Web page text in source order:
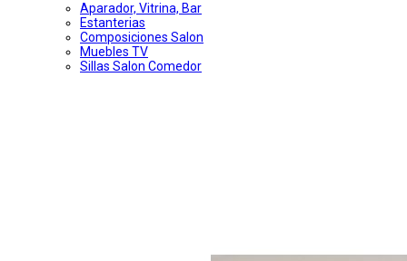
Aparador, Vitrina, Bar
Estanterias
Composiciones Salon
Muebles TV
Sillas Salon Comedor